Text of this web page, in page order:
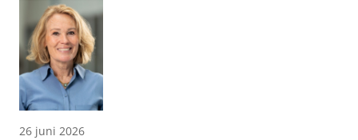
26 juni 2026